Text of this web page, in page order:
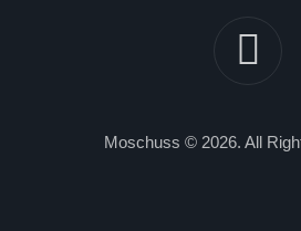
Moschuss © 2026. All